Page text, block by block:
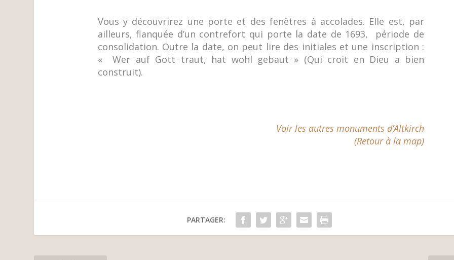
Vous y découvrirez une porte et des fenêtres à accolades. Elle est, par
ailleurs, flanquée d’un contrefort qui porte la date de 1693, période de
consolidation. Outre la date, on peut lire des initiales et une inscription :
« Wer auf Gott traut, hat wohl gebaut » (Qui croit en Dieu a bien
construit).
Voir les autres monuments d’Altkirch
(Retour à la map)
PARTAGER: